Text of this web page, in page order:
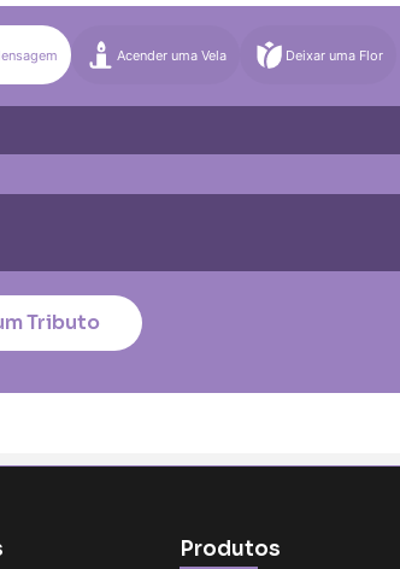
Acender uma Vela Deixar uma Flor
Tributo
Produtos
Média (€100)
Média (€100)
(€85) Média (€100)
Grande (€115)
*